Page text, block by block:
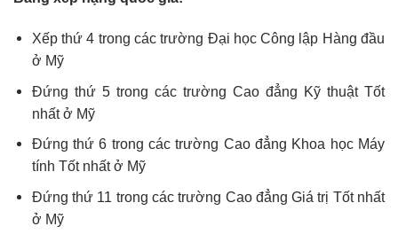
Xếp thứ 4 trong các trường Đại học Công lập Hàng đầu
ở Mỹ
Đứng thứ 5 trong các trường Cao đẳng Kỹ thuật Tốt
nhất ở Mỹ
Đứng thứ 6 trong các trường Cao đẳng Khoa học Máy
tính Tốt nhất ở Mỹ
Đứng thứ 11 trong các trường Cao đẳng Giá trị Tốt nhất
ở Mỹ